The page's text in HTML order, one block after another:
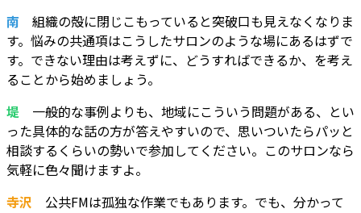
南 組織の殻に閉じこもっていると突破口も見えなくなりま
す。悩みの共通項はこうしたサロンのような場にあるはずで
す。できない理由は考えずに、どうすればできるか、を考え
ることから始めましょう。
堤 一般的な事例よりも、地域にこういう問題がある、とい
った具体的な話の方が答えやすいので、思いついたらパッと
相談するくらいの勢いで参加してください。このサロンなら
気軽に色々聞けますよ。
寺沢 公共FMは孤独な作業でもあります。でも、分かって